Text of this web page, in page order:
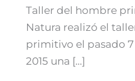
Taller del hombre
Natura realizó el
primitivo el pasado
2015 una […]